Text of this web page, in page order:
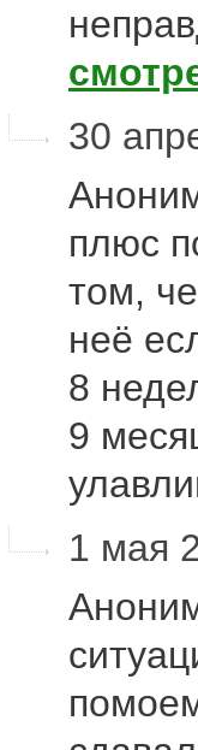
30
плюс
том,
неё
8
9
1 мая